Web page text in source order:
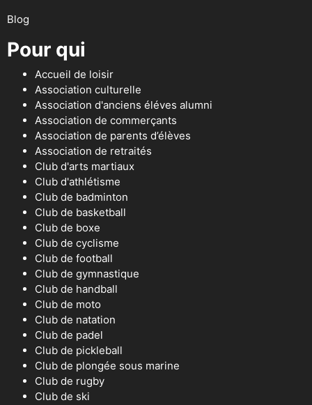
Blog
Pour qui
Accueil de loisir
Association culturelle
Association d'anciens éléves alumni
Association de commerçants
Association de parents d’élèves
Association de retraités
Club d'arts martiaux
Club d'athlétisme
Club de badminton
Club de basketball
Club de boxe
Club de cyclisme
Club de football
Club de gymnastique
Club de handball
Club de moto
Club de natation
Club de padel
Club de pickleball
Club de plongée sous marine
Club de rugby
Club de ski